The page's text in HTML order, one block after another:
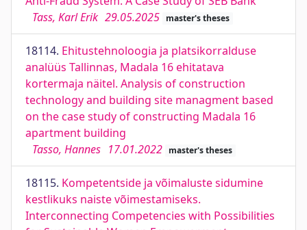
Tass, Karl Erik 29.05.2025 master's theses
18114. Ehitustehnoloogia ja platsikorralduse
analüüs Tallinnas, Madala 16 ehitatava
kortermaja näitel. Analysis of construction
technology and building site managment based
on the case study of constructing Madala 16
apartment building
Tasso, Hannes 17.01.2022 master's theses
18115. Kompetentside ja võimaluste sidumine
kestlikuks naiste võimestamiseks.
Interconnecting Competencies with Possibilities